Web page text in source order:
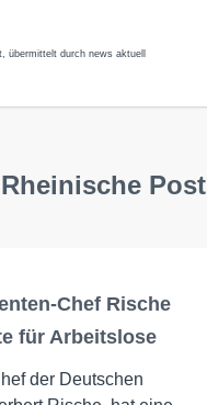
übermittelt durch news aktuell
Post
Chef Rische
für Arbeitslose
der Deutschen